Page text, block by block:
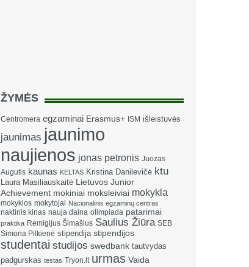
ŽYMĖS
Centromera egzaminai Erasmus+ ISM išleistuvės
jaunimas jaunimo
naujienos jonas petronis Juozas
Augutis kaunas KELTAS Kristina Danilevičė ktu
Laura Masiliauskaitė Lietuvos Junior
Achievement mokiniai moksleiviai mokykla
mokyklos mokytojai Nacionalinis egzaminų centras
naktinis kinas nauja daina olimpiada patarimai
praktika Remigijus Šimašius Saulius Žiūra SEB
Simona Pilkienė stipendija stipendijos
studentai studijos swedbank tautvydas
padgurskas testas Tryon.lt urmas Vaida